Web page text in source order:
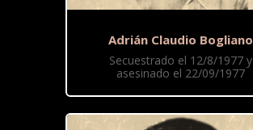
Adrián Claudio Bogliano
Secuestrado el 12/8/1977 y
asesinado el 22/09/1977